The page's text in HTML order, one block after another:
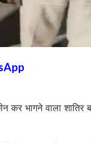
कर भागने वाला शातिर